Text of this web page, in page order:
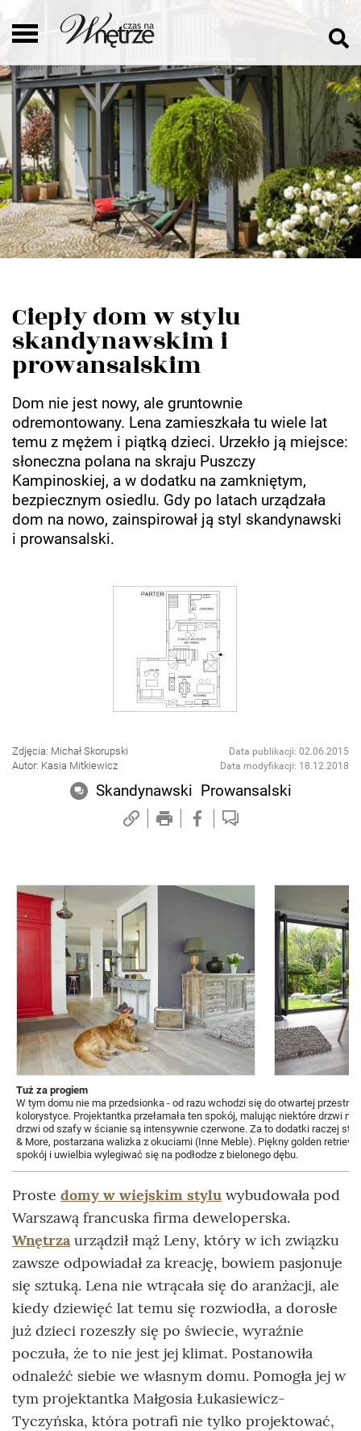
Ciepły dom w stylu
skandynawskim i
prowansalskim
Dom nie jest nowy, ale gruntownie
odremontowany. Lena zamieszkała tu wiele lat
temu z mężem i piątką dzieci. Urzekło ją miejsce:
słoneczna polana na skraju Puszczy
Kampinoskiej, a w dodatku na zamkniętym,
bezpiecznym osiedlu. Gdy po latach urządzała
dom na nowo, zainspirował ją styl skandynawski
i prowansalski.
Zdjęcia: Michał Skorupski
Autor: Kasia Mitkiewicz
Data publikacji: 02.06.2015
Data modyfikacji: 18.12.2018
Skandynawski Prowansalski
Tuż za progiem
W tym domu nie ma przedsionka - od razu wchodzi się do otwartej
kolorystyce. Projektantka przełamała ten spokój, malując niektóre drzwi
drzwi od szafy w ścianie są intensywnie czerwone. Za to dodatki raczej
& More, postarzana walizka z okuciami (Inne Meble). Piękny golden
spokój i uwielbia wylegiwać się na podłodze z bielonego dębu.
Proste domy w wiejskim stylu wybudowała pod
Warszawą francuska firma deweloperska.
Wnętrzaurządził mąż Leny, który w ich związku
zawsze odpowiadał za kreację, bowiem pasjonuje
się sztuką. Lena nie wtrącała się do aranżacji, ale
kiedy dziewięć lat temu się rozwiodła, a dorosłe
już dzieci rozeszły się po świecie, wyraźnie
poczuła, że to nie jest jej klimat. Postanowiła
odnaleźć siebie we własnym domu. Pomogła jej w
tym projektantka Małgosia Łukasiewicz-
Tyczyńska, która potrafi nie tylko projektować,